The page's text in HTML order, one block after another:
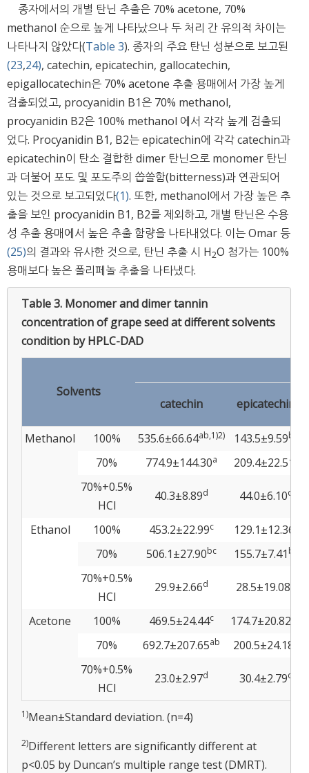
종자에서의 개별 탄닌 추출은 70% acetone, 70%
methanol 순으로 높게 나타났으나 두 처리 간 유의적 차이는
나타나지 않았다(Table 3). 종자의 주요 탄닌 성분으로 보고된
(23,24), catechin, epicatechin, gallocatechin,
epigallocatechin은 70% acetone 추출 용매에서 가장 높게
검출되었고, procyanidin B1은 70% methanol,
procyanidin B2은 100% methanol 에서 각각 높게 검출되
었다. Procyanidin B1, B2는 epicatechin에 각각 catechin과
epicatechin이 탄소 결합한 dimer 탄닌으로 monomer 탄닌
과 더불어 포도 및 포도주의 씁쓸함(bitterness)과 연관되어
있는 것으로 보고되었다(1). 또한, methanol에서 가장 높은 추
출을 보인 procyanidin B1, B2를 제외하고, 개별 탄닌은 수용
성 추출 용매에서 높은 추출 함량을 나타내었다. 이는 Omar 등
(25)의 결과와 유사한 것으로, 탄닌 추출 시 H2O 첨가는 100%
용매보다 높은 폴리페놀 추출을 나타냈다.
Table 3. Monomer and dimer tannin
concentration of grape seed at different solvents
condition by HPLC-DAD
Solvents
catechin
epicatechin
Methanol 100% 535.6±66.64ab,1)2) 143.5±9.59bc
70%
774.9±144.30a 209.4±22.51
70%+0.5%
HCl
40.3±8.89d 44.0±6.10d
Ethanol 100% 453.2±22.99c 129.1±12.36
70% 506.1±27.90bc 155.7±7.41 bc
70%+0.5%
HCl
29.9±2.66d 28.5±19.08
Acetone 100% 469.5±24.44c 174.7±20.82
70% 692.7±207.65ab 200.5±24.18
70%+0.5%
HCl
23.0±2.97d 30.4±2.79d
1)Mean±Standard deviation. (n=4)
2)Different letters are significantly different at
p<0.05 by Duncan’s multiple range test (DMRT).